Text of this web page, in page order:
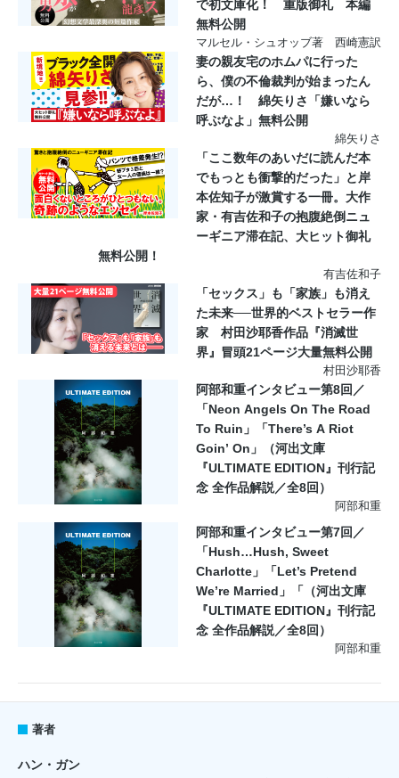
で初文庫化！ 重版御礼 本編
無料公開
マルセル・シュオッブ著 西崎憲訳
妻の親友宅のホムパに行った
ら、僕の不倫裁判が始まったん
だが…！ 綿矢りさ「嫌いなら
呼ぶなよ」無料公開
綿矢りさ
「ここ数年のあいだに読んだ本
でもっとも衝撃的だった」と岸
本佐知子が激賞する一冊。大作
家・有吉佐和子の抱腹絶倒ニュ
ーギニア滞在記、大ヒット御礼
無料公開！
有吉佐和子
「セックス」も「家族」も消え
た未来──世界的ベストセラー作
家 村田沙耶香作品『消滅世
界』冒頭21ページ大量無料公開
村田沙耶香
阿部和重インタビュー第8回／
「Neon Angels On The Road
To Ruin」「There’s A Riot
Goin’ On」（河出文庫
『ULTIMATE EDITION』刊行記
念 全作品解説／全8回）
阿部和重
阿部和重インタビュー第7回／
「Hush…Hush, Sweet
Charlotte」「Let’s Pretend
We’re Married」「（河出文庫
『ULTIMATE EDITION』刊行記
念 全作品解説／全8回）
阿部和重
著者
ハン・ガン